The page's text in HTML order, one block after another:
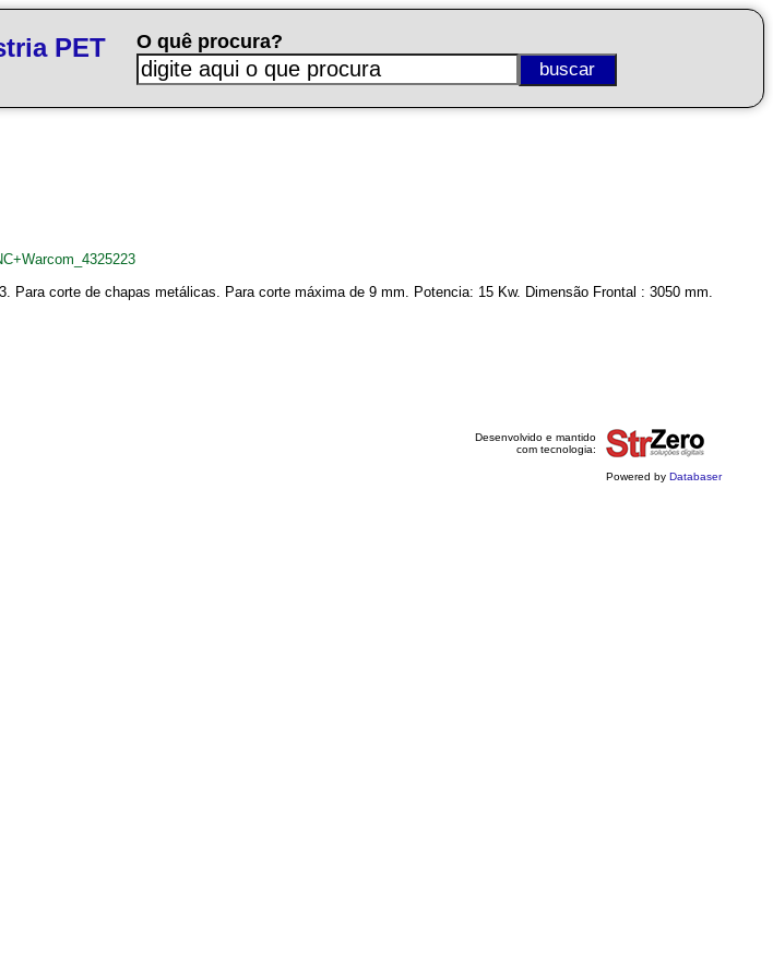
PET O quê procura?
Para corte de chapas metálicas. Para corte máxima de 9 mm. Potencia: 15 Kw. Dimensão Frontal : 3050 mm.
Desenvolvido e mantido
com tecnologia:
Powered by Databaser